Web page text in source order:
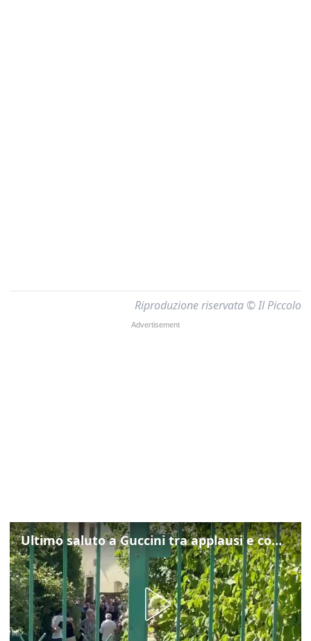
Riproduzione riservata © Il Piccolo
Ultimo saluto a Guccini tra applausi e commozione a Pavana